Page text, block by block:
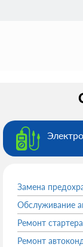
Замена
Обслуживание
Ремонт стартера
Ремонт